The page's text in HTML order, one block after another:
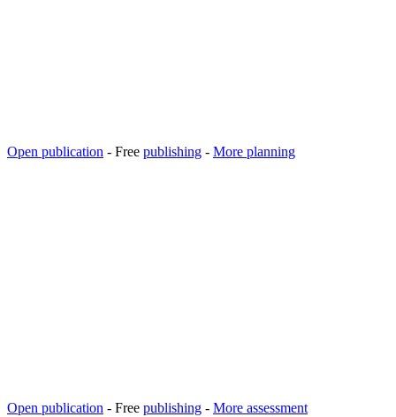
Open publication - Free publishing - More planning
Open publication - Free publishing - More assessment